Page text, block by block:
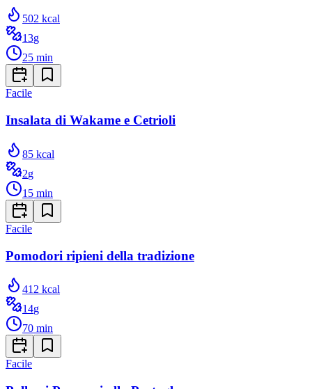
502 kcal
13g
25 min
Facile
Insalata di Wakame e Cetrioli
85 kcal
2g
15 min
Facile
Pomodori ripieni della tradizione
412 kcal
14g
70 min
Facile